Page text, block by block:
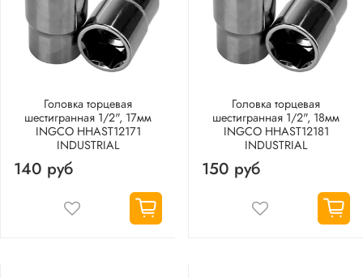
Головка торцевая
шестигранная 1/2", 17мм
INGCO HHAST12171
INDUSTRIAL
140 руб
Головка торцевая
шестигранная 1/2", 18мм
INGCO HHAST12181
INDUSTRIAL
150 руб